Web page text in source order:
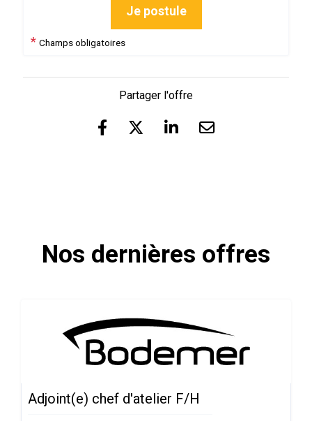
Je postule
* Champs obligatoires
Partager l'offre
Nos dernières offres
Adjoint(e) chef d'atelier F/H